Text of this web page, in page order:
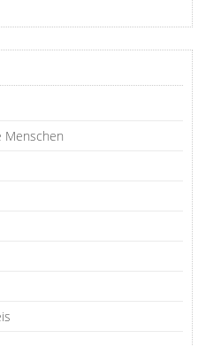
Menschen